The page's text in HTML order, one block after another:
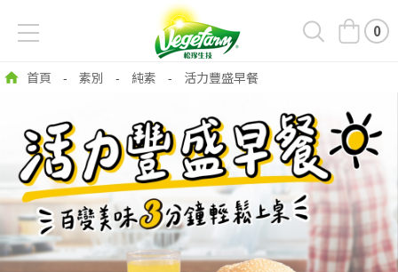
0
首頁 - 素別 - 純素 - 活力豐盛早餐